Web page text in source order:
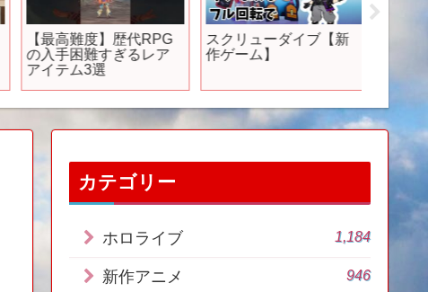
【最高難度】歴代RPG
の入手困難すぎるレア
アイテム3選
スクリューダイブ【新
作ゲーム】
報20選
カテゴリー
ホロライブ 1,184
新作アニメ 946